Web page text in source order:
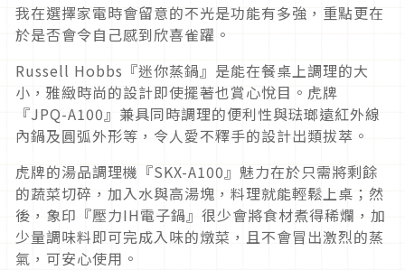
我在選擇家電時會留意的不光是功能有多強，重點更在
於是否會令自己感到欣喜雀躍。
Russell Hobbs『迷你蒸鍋』是能在餐桌上調理的大
小，雅緻時尚的設計即使擺著也賞心悅目。虎牌
『JPQ-A100』兼具同時調理的便利性與琺瑯遠紅外線
內鍋及圓弧外形等，令人愛不釋手的設計出類拔萃。
虎牌的湯品調理機『SKX-A100』魅力在於只需將剩餘
的蔬菜切碎，加入水與高湯塊，料理就能輕鬆上桌；然
後，象印『壓力IH電子鍋』很少會將食材煮得稀爛，加
少量調味料即可完成入味的燉菜，且不會冒出激烈的蒸
氣，可安心使用。